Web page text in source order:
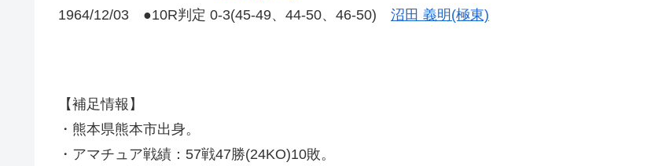
1964/12/03 ●10R判定 0-3(45-49、44-50、46-50) 沼田 義明(極東)
【補足情報】
・熊本県熊本市出身。
・アマチュア戦績：57戦47勝(24KO)10敗。